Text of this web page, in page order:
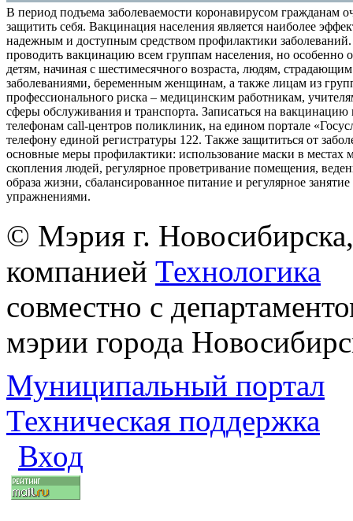
В период подъема заболеваемости коронавирусом гражданам
защитить себя. Вакцинация населения является наиболее
надежным и доступным средством профилактики заболеваний.
проводить вакцинацию всем группам населения, но особенно
детям, начиная с шестимесячного возраста, людям,
заболеваниями, беременным женщинам, а также лицам из
профессионального риска – медицинским работникам,
сферы обслуживания и транспорта. Записаться на
телефонам call-центров поликлиник, на едином портале
телефону единой регистратуры 122. Также защититься от
основные меры профилактики: использование маски в местах
скопления людей, регулярное проветривание помещения,
образа жизни, сбалансированное питание и регулярное
упражнениями.
© Мэрия г.
компанией Технологика
совместно с
мэрии города
Муниципальный портал
Техническая поддержка
Вход